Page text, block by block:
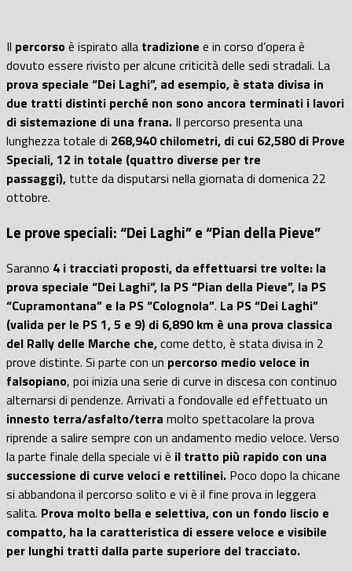
Il percorsoè ispirato alla tradizione e in corso d’opera è
dovuto essere rivisto per alcune criticità delle sedi stradali. La
prova speciale “Dei Laghi”, ad esempio, è stata divisa in
due tratti distinti perché non sono ancora terminati i lavori
di sistemazione di una frana. Il percorso presenta una
lunghezza totale di 268,940 chilometri, di cui 62,580 di Prove
Speciali,12 in totale (quattro diverse per tre
passaggi), tutte da disputarsi nella giornata di domenica 22
ottobre.
Le prove speciali: “Dei Laghi” e “Pian della Pieve”
Saranno 4 i tracciati proposti, da effettuarsi tre volte: la
prova speciale “Dei Laghi”, la PS “Pian della Pieve”, la PS
“Cupramontana” e la PS “Colognola”. La PS “Dei Laghi”
(valida per le PS 1, 5 e 9) di 6,890 km è una prova classica
del Rally delle Marche che,come detto, è stata divisa in 2
prove distinte. Si parte con un percorso medio veloce in
falsopiano, poi inizia una serie di curve in discesa con continuo
alternarsi di pendenze. Arrivati a fondovalle ed effettuato un
innesto terra/asfalto/terra molto spettacolare la prova
riprende a salire sempre con un andamento medio veloce. Verso
la parte finale della speciale vi è il tratto più rapido con una
successione di curve veloci e rettilinei. Poco dopo la chicane
si abbandona il percorso solito e vi è il fine prova in leggera
salita. Prova molto bella e selettiva, con un fondo liscio e
compatto, ha la caratteristica di essere veloce e visibile
per lunghi tratti dalla parte superiore del tracciato.